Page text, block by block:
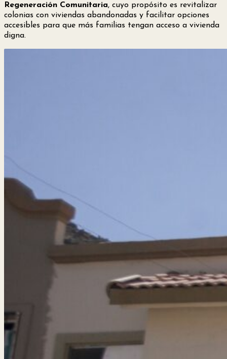
Regeneración Comunitaria, cuyo propósito es revitalizar
colonias con viviendas abandonadas y facilitar opciones
accesibles para que más familias tengan acceso a vivienda
digna.